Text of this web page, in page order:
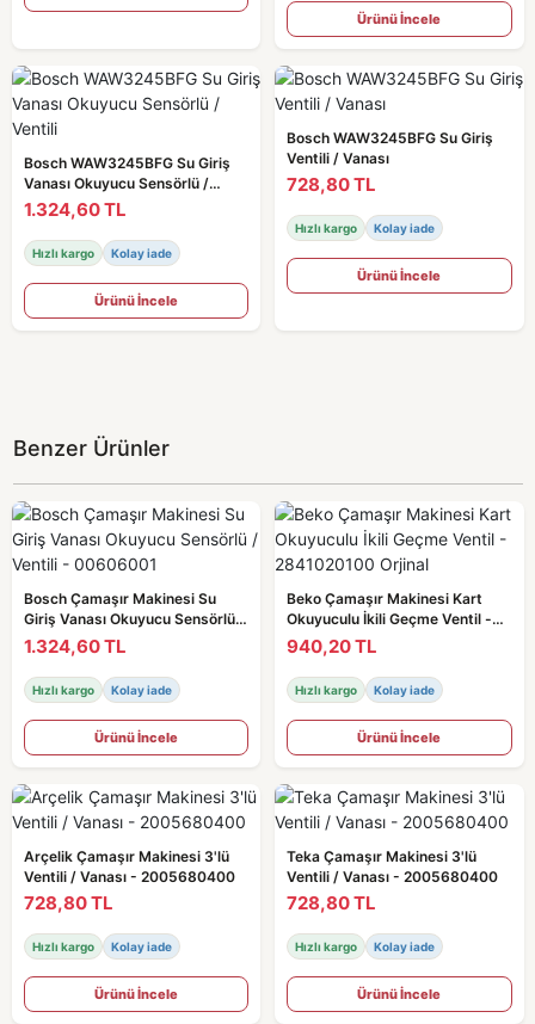
Ürünü İncele
Bosch WAW3245BFG Su Giriş
Vanası Okuyucu Sensörlü /
Ventili
1.324,60 TL
Hızlı kargo Kolay iade
Ürünü İncele
Bosch WAW3245BFG Su Giriş
Ventili / Vanası
728,80 TL
Hızlı kargo Kolay iade
Ürünü İncele
Benzer Ürünler
Bosch Çamaşır Makinesi Su
Giriş Vanası Okuyucu Sensörlü /
Ventili - 00606001
1.324,60 TL
Hızlı kargo Kolay iade
Ürünü İncele
Beko Çamaşır Makinesi Kart
Okuyuculu İkili Geçme Ventil -
2841020100 Orjinal
940,20 TL
Hızlı kargo Kolay iade
Ürünü İncele
Arçelik Çamaşır Makinesi 3'lü
Ventili / Vanası - 2005680400
728,80 TL
Hızlı kargo Kolay iade
Ürünü İncele
Teka Çamaşır Makinesi 3'lü
Ventili / Vanası - 2005680400
728,80 TL
Hızlı kargo Kolay iade
Ürünü İncele